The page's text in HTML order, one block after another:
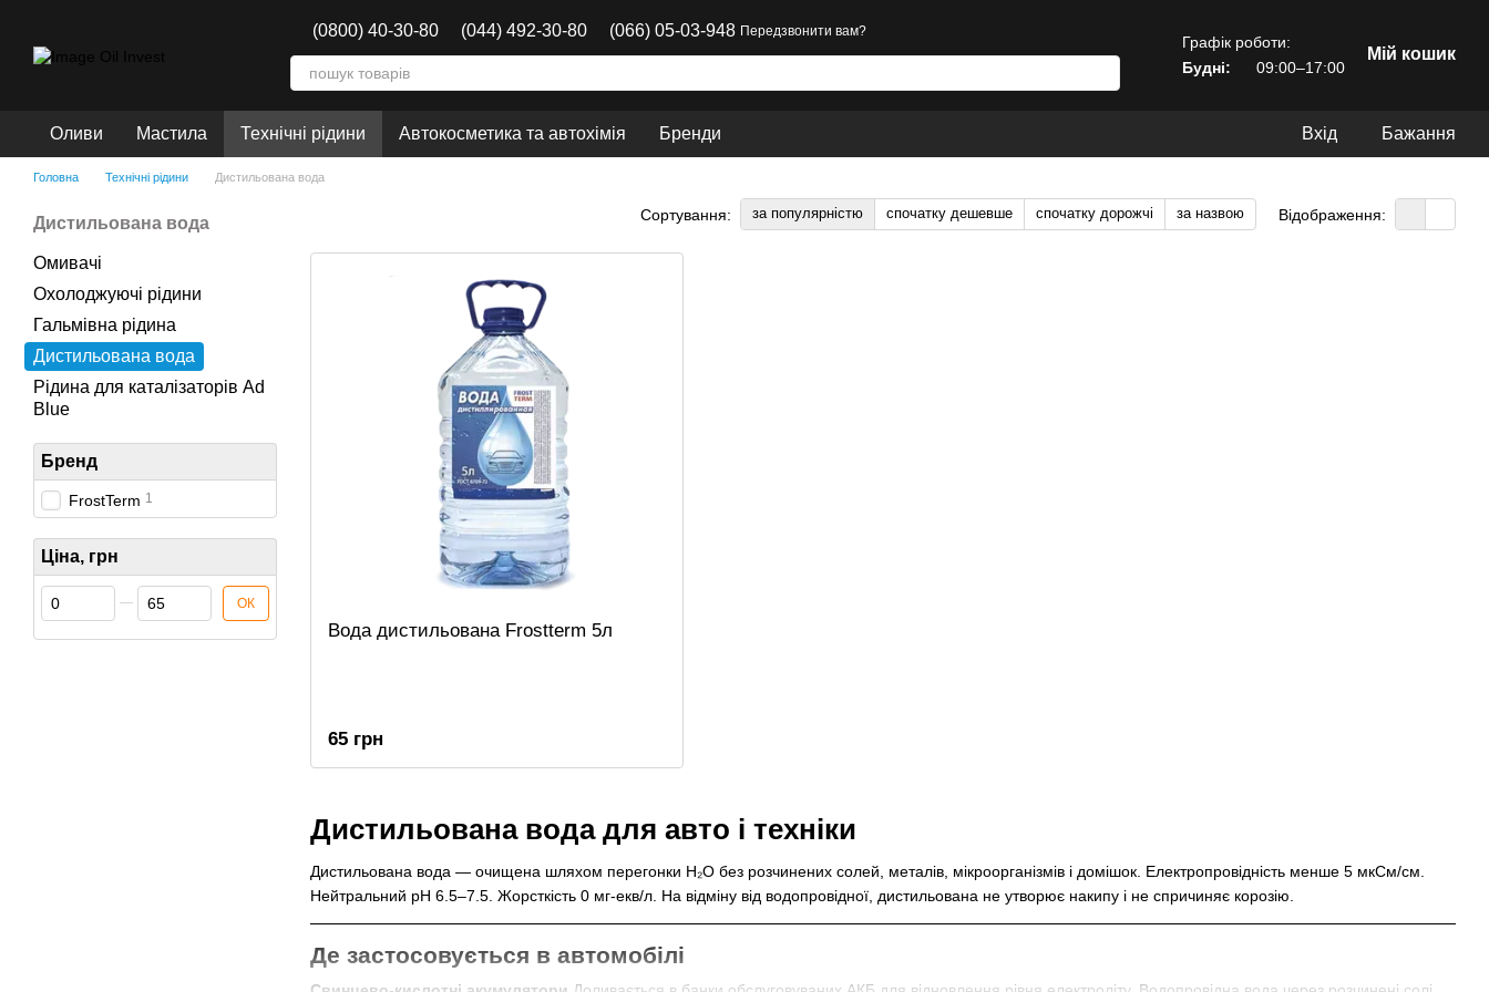
(0800) 40-30-80 (044) 492-30-80 (066) 05-03-948 Передзвонити вам?
Графік роботи:
Будні:
09:00–17:00
Мій кошик
Оливи Мастила Технічні рідини Автокосметика та автохімія Бренди Вхід Бажання
Головна Технічні рідини Дистильована вода
Дистильована вода Сортування: за популярністю спочатку дешевше спочатку дорожчі за назвою Відображення:
Дистильована вода для авто і техніки
Дистильована вода — очищена шляхом перегонки H₂O без розчинених солей, металів, мікроорганізмів і домішок. Електропровідність менше 5 мкСм/см.
Нейтральний pH 6.5–7.5. Жорсткість 0 мг-екв/л. На відміну від водопровідної, дистильована не утворює накипу і не спричиняє корозію.
Де застосовується в автомобілі
Вода дистильована Frostterm 5л
65 грн
Омивачі
Охолоджуючі рідини
Гальмівна рідина
Дистильована вода
Рідина для каталізаторів Ad
Blue
Бренд
FrostTerm 1
Ціна, грн
Від Ціна, грн
До Ціна, грн ОК